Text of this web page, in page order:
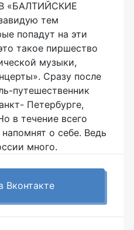
«БАЛТИЙСКИЕ
тем
попадут на эти
такое пиршество
музыки,
Сразу после
путешественник
Петербурге,
в течение всего
о себе. Ведь
много.
Вконтакте